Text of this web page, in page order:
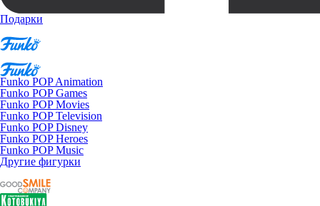
Подарки
Funko POP Animation
Funko POP Games
Funko POP Movies
Funko POP Television
Funko POP Disney
Funko POP Heroes
Funko POP Music
Другие фигурки